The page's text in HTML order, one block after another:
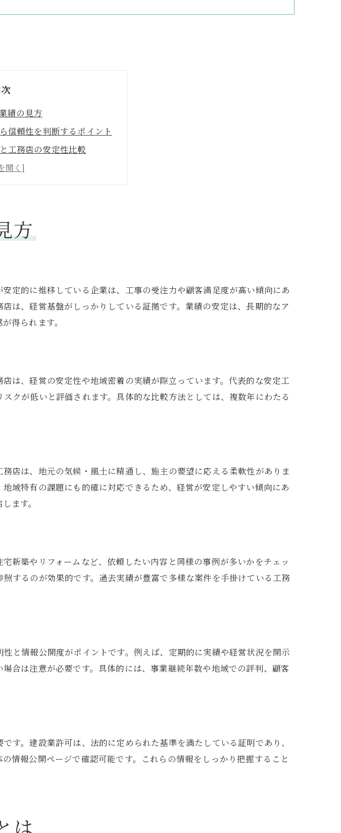
績の見方
信頼性を判断するポイント
工務店の安定性比較
域密着度の関係性
実績一覧を確認する方法
心感とは
績と顧客満足度の関係
と廃業リスクの低さ
む地域信頼の理由
る秘訣
る施工実績の重要性
工務店を見極める方法
のための比較視点
る理由
顧客満足度の関係
通する取り組みとは
店選定のポイント
るメリット
たらす安心感とは
店の選び方のコツ
務店選定法
フターサービス特長
方
定的に推移している企業は、工事の受注力や顧客満足度が高い傾向にあ
は、経営基盤がしっかりしている証拠です。業績の安定は、長期的なア
得られます。
は、経営の安定性や地域密着の実績が際立っています。代表的な安定工
クが低いと評価されます。具体的な比較方法としては、複数年にわたる
店は、地元の気候・風土に精通し、施主の要望に応える柔軟性がありま
域特有の課題にも的確に対応できるため、経営が安定しやすい傾向にあ
ます。
新築やリフォームなど、依頼したい内容と同様の事例が多いかをチェッ
するのが効果的です。過去実績が豊富で多様な案件を手掛けている工務
と情報公開度がポイントです。例えば、定期的に実績や経営状況を開示
合は注意が必要です。具体的には、事業継続年数や地域での評判、顧客
す。建設業許可は、法的に定められた基準を満たしている証明であり、
情報公開ページで確認可能です。これらの情報をしっかり把握すること
は